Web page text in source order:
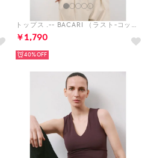
トップス .-- BACARI （ラスト-コッパー）
￥1,790
40%